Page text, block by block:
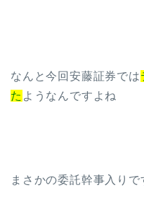
なんと今回安藤証券では
た ようなんですよね
まさかの委託幹事入りで